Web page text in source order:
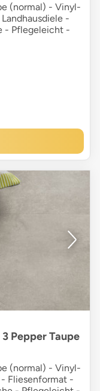
(normal) - Vinyl-
-
- Pflegeleicht -
Pepper Taupe
(normal) - Vinyl-
Fliesenformat -